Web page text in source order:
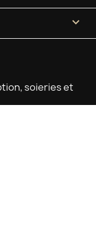
keyboard_arrow_down
soieries et